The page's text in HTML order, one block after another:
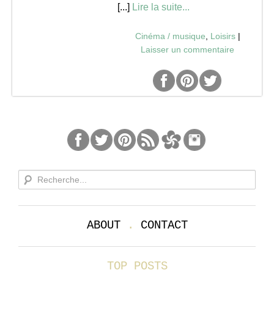
[...] Lire la suite...
Cinéma / musique Loisirs|
Laisser un commentaire
ABOUT. CONTACT
TOP POSTS